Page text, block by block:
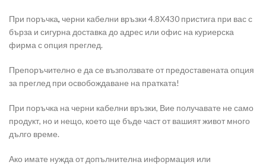
При поръчка, черни кабелни връзки 4.8Х430 пристига при вас с
бърза и сигурна доставка до адрес или офис на куриерска
фирма с опция преглед.
Препоръчително е да се възползвате от предоставената опция
за преглед при освобождаване на пратката!
При поръчка на черни кабелни връзки, Вие получавате не само
продукт, но и нещо, което ще бъде част от вашият живот много
дълго време.
Ако имате нужда от допълнителна информация или